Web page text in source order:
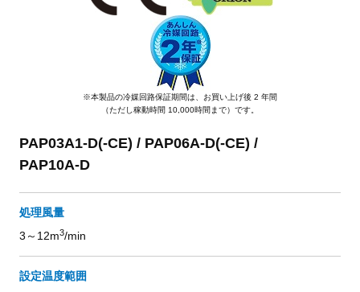
PAP03A1-D(-CE) / PAP06A-D(-CE) /
PAP10A-D
処理風量
3～12m3/min
設定温度範囲
※本製品の冷媒回路保証期間は、お買い上げ後 2 年間
（ただし稼動時間 10,000時間まで）です。